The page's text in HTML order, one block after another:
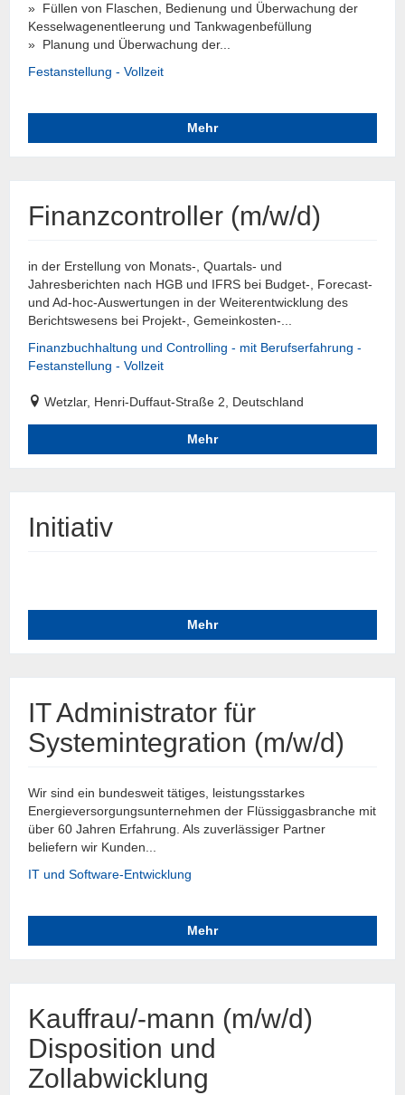
» Füllen von Flaschen, Bedienung und Überwachung der
Kesselwagenentleerung und Tankwagenbefüllung
» Planung und Überwachung der...
Festanstellung - Vollzeit
Mehr
Finanzcontroller (m/w/d)
in der Erstellung von Monats-, Quartals- und
Jahresberichten nach HGB und IFRS bei Budget-, Forecast-
und Ad-hoc-Auswertungen in der Weiterentwicklung des
Berichtswesens bei Projekt-, Gemeinkosten-...
Finanzbuchhaltung und Controlling - mit Berufserfahrung -
Festanstellung - Vollzeit
Wetzlar, Henri-Duffaut-Straße 2, Deutschland
Mehr
Initiativ
Mehr
IT Administrator für
Systemintegration (m/w/d)
Wir sind ein bundesweit tätiges, leistungsstarkes
Energieversorgungsunternehmen der Flüssiggasbranche mit
über 60 Jahren Erfahrung. Als zuverlässiger Partner
beliefern wir Kunden...
IT und Software-Entwicklung
Mehr
Kauffrau/-mann (m/w/d)
Disposition und
Zollabwicklung